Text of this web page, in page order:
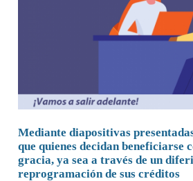
Mediante diapositivas
que quienes decidan beneficiarse
gracia, ya sea a través de un
reprogramación de sus créditos